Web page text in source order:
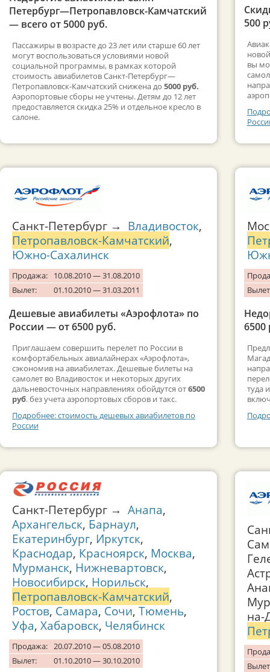
Петербург—Петропавловск-Камчатский
— всего от 5000 руб.
Пассажиры в возрасте до 23 лет или старше 60 лет
могут воспользоваться условиями новой
социальной программы, в рамках которой
стоимость авиабилетов Санкт-Петербург—
Петропавловск-Камчатский снижена до 5000 руб.
Аэропортовые сборы не учтены. Детям до 12 лет
предоставляется скидка 25% и отдельное кресло в
салоне.
Санкт-Петербург → Владивосток,
Петропавловск-Камчатский,
Южно-Сахалинск
Продажа:
10.08.2010 — 31.08.2010
Вылет:
01.10.2010 — 31.03.2011
Дешевые авиабилеты «Аэрофлота» по
России — от 6500 руб.
Приглашаем совершить перелет по России в
комфортабельных авиалайнерах «Аэрофлота»,
сэкономив на авиабилетах. Дешевые билеты на
самолет во Владивосток и некоторых других
дальневосточных направлениях обойдутся от6500
руб. без учета аэропортовых сборов и такс.
Подробнее: стоимость дешевых авиабилетов по
России
Санкт-Петербург → Анапа,
Архангельск, Барнаул,
Екатеринбург, Иркутск,
Краснодар, Красноярск, Москва,
Мурманск, Нижневартовск,
Новосибирск, Норильск,
Петропавловск-Камчатский,
Ростов, Самара, Сочи, Тюмень,
Уфа, Хабаровск, Челябинск
Продажа: 20.07.2010 — 05.08.2010
Вылет:
01.10.2010 — 30.10.2010
500
вы
6500
туда